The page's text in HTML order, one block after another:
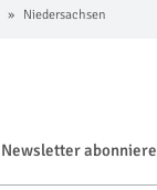
Niedersachsen
Newsletter